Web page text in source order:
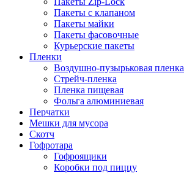
Пакеты с клапаном
Пакеты майки
Пакеты фасовочные
Курьерские пакеты
Пленки
Воздушно-пузырьковая пленка
Стрейч-пленка
Пленка пищевая
Фольга алюминиевая
Перчатки
Мешки для мусора
Скотч
Гофротара
Гофроящики
Коробки под пиццу